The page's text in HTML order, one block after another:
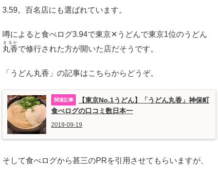
3.59。百名店にも選ばれています。
噂によると食べログ3.94で東京✕うどんで東京1位のうどん
丸香
まるか
で修行された方が開いた店だそうです。
「うどん丸香」の記事はこちらからどうぞ。
【東京No.1うどん】「うどん丸香」神保町
食べログの口コミ数日本一
2019-09-19
そして食べログから甚三のPRを引用させてもらいますが、